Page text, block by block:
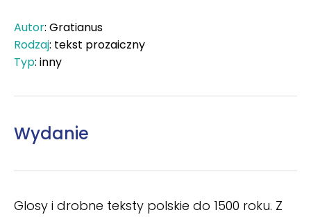
Autor: Gratianus
Rodzaj: tekst prozaiczny
Typ: inny
Wydanie
Glosy i drobne teksty polskie do 1500 roku. Z